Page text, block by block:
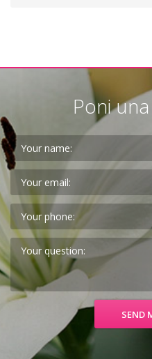
Poni